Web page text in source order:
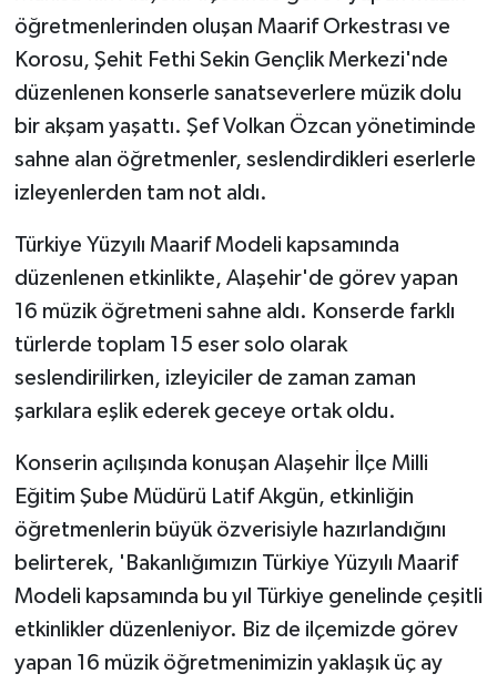
öğretmenlerinden oluşan Maarif Orkestrası ve
Korosu, Şehit Fethi Sekin Gençlik Merkezi'nde
düzenlenen konserle sanatseverlere müzik dolu
bir akşam yaşattı. Şef Volkan Özcan yönetiminde
sahne alan öğretmenler, seslendirdikleri eserlerle
izleyenlerden tam not aldı.
Türkiye Yüzyılı Maarif Modeli kapsamında
düzenlenen etkinlikte, Alaşehir'de görev yapan
16 müzik öğretmeni sahne aldı. Konserde farklı
türlerde toplam 15 eser solo olarak
seslendirilirken, izleyiciler de zaman zaman
şarkılara eşlik ederek geceye ortak oldu.
Konserin açılışında konuşan Alaşehir İlçe Milli
Eğitim Şube Müdürü Latif Akgün, etkinliğin
öğretmenlerin büyük özverisiyle hazırlandığını
belirterek, 'Bakanlığımızın Türkiye Yüzyılı Maarif
Modeli kapsamında bu yıl Türkiye genelinde çeşitli
etkinlikler düzenleniyor. Biz de ilçemizde görev
yapan 16 müzik öğretmenimizin yaklaşık üç ay